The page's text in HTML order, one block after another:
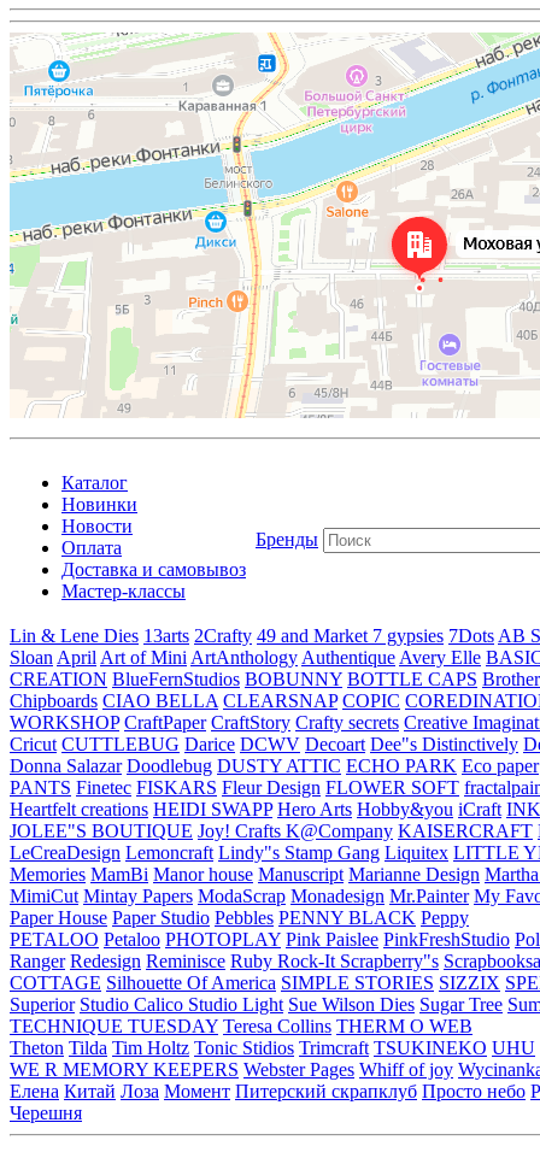
Каталог
Новинки
Новости
Оплата
Доставка и самовывоз
Мастер-классы
Бренды
Lin & Lene Dies 13arts 2Crafty 49 and Market 7 gypsies 7Dots AB
Sloan April Art of Mini ArtAnthology Authentique Avery Elle
CREATION BlueFernStudios BOBUNNY BOTTLE CAPS Brother
Chipboards CIAO BELLA CLEARSNAP COPIC
WORKSHOP CraftPaper CraftStory Crafty secrets Creative
Cricut CUTTLEBUG Darice DCWV Decoart Dee"s Distinctively
Donna Salazar Doodlebug DUSTY ATTIC ECHO PARK Eco paper
PANTS Finetec FISKARS Fleur Design FLOWER SOFT
Heartfelt creations HEIDI SWAPP Hero Arts Hobby&you iCraft
JOLEE"S BOUTIQUE Joy! Crafts K@Company KAISERCRAFT
LeCreaDesign Lemoncraft Lindy"s Stamp Gang Liquitex LITTLE
Memories MamBi Manor house Manuscript Marianne Design
MimiCut Mintay Papers ModaScrap Monadesign Mr.Painter My
Paper House Paper Studio Pebbles PENNY BLACK Peppy
PETALOO Petaloo PHOTOPLAY Pink Paislee PinkFreshStudio
Ranger Redesign Reminisce Ruby Rock-It Scrapberry"s
COTTAGE Silhouette Of America SIMPLE STORIES SIZZIX
Superior Studio Calico Studio Light Sue Wilson Dies Sugar Tree
TECHNIQUE TUESDAY Teresa Collins THERM O WEB
Theton Tilda Tim Holtz Tonic Stidios Trimcraft TSUKINEKO UHU
WE R MEMORY KEEPERS Webster Pages Whiff of joy
Елена Китай Лоза Момент Питерский скрапклуб Просто небо
Черешня